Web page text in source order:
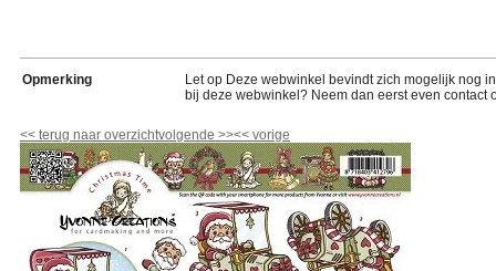
Opmerking
Let op Deze webwinkel bevindt zich mogelijk nog
bij deze webwinkel? Neem dan eerst even contact
<< terug naar overzichtvolgende >><< vorige